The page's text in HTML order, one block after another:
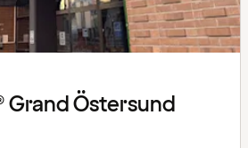
Grand Östersund